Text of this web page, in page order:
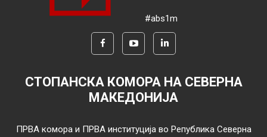
#abs1m
СТОПАНСКА КОМОРА НА СЕВЕРНА
МАКЕДОНИЈА
ПРВА комора и ПРВА институција во Република Северна